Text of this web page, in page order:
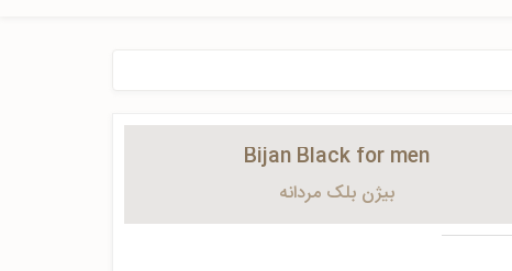
Bijan Black for men
بیژن بلک مردانه